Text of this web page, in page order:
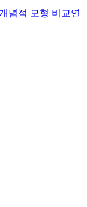
념적 모형 비교연